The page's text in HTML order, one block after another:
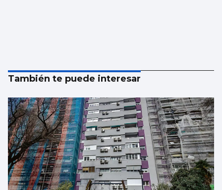
También te puede interesar